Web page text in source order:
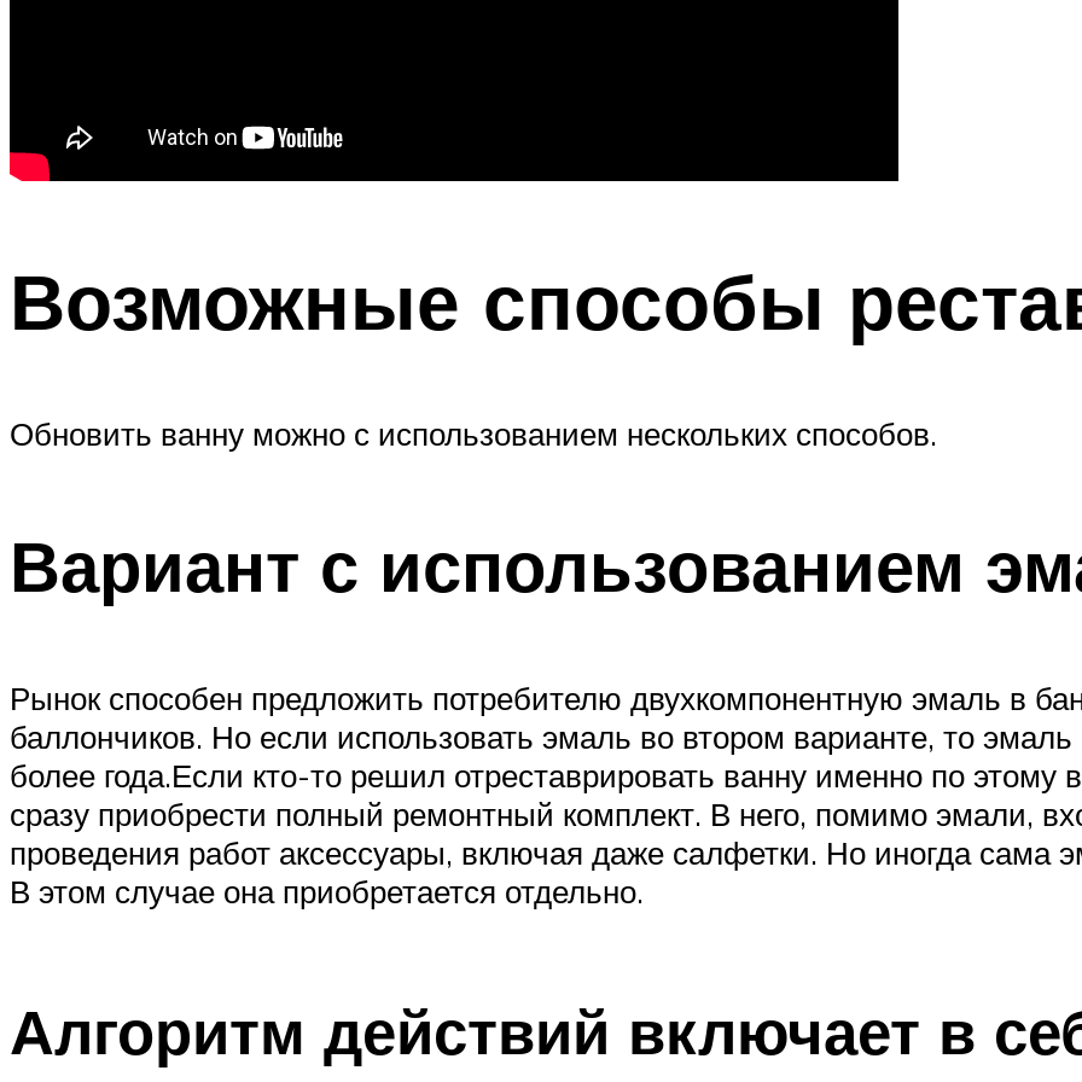
Возможные способы
Обновить ванну можно с использованием нескольких способов.
Вариант с использованием
Рынок способен предложить потребителю двухкомпонентную эмаль в
баллончиков. Но если использовать эмаль во втором варианте, то
более года.Если кто-то решил отреставрировать ванну именно по этому
сразу приобрести полный ремонтный комплект. В него, помимо эмали,
проведения работ аксессуары, включая даже салфетки. Но иногда сама
В этом случае она приобретается отдельно.
Алгоритм действий включает в